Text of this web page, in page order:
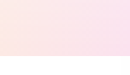
NCJs